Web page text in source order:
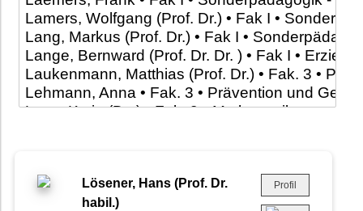
Lösener, Hans (Prof. Dr.
habil.)
Profil